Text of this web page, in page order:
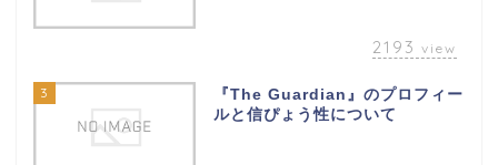
2193 view
3
『The Guardian』のプロフィー
ルと信ぴょう性について